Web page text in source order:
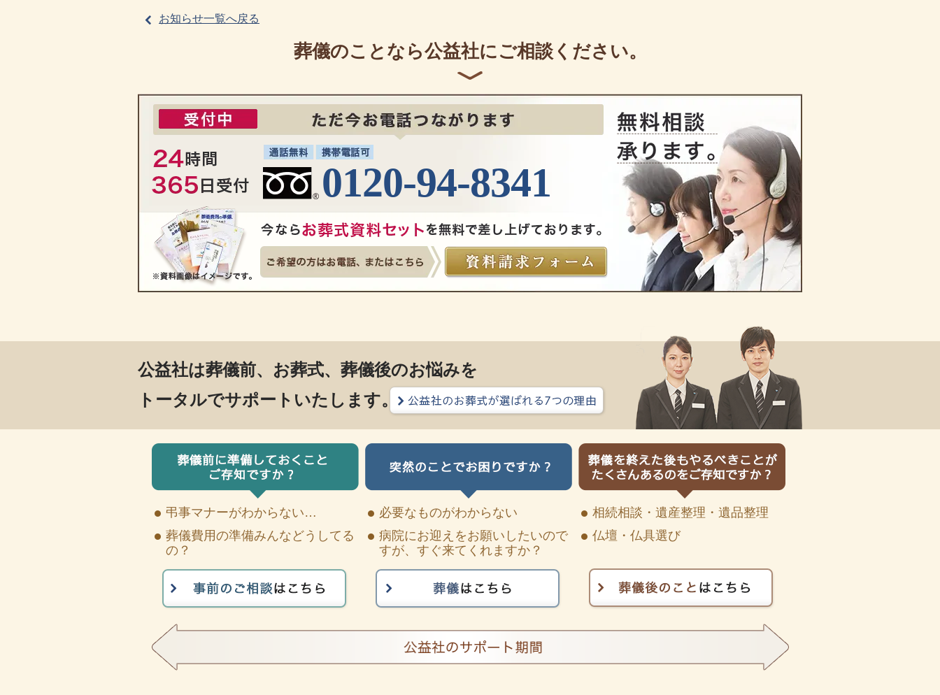
お知らせ一覧へ戻る
葬儀のことなら公益社にご相談ください。
0120-94-8341
公益社は葬儀前、お葬式、葬儀後のお悩みを
トータルでサポートいたします。
弔事マナーがわからない…
葬儀費用の準備みんなどうしてる
の？
必要なものがわからない
病院にお迎えをお願いしたいので
すが、すぐ来てくれますか？
相続相談・遺産整理・遺品整理
仏壇・仏具選び